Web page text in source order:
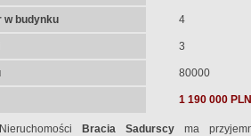
w budynku 4
3
80000
1 190 000 PLN
Bracia Sadurscyma